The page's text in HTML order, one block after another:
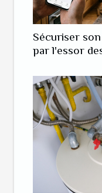
Sécuriser
par l'essor